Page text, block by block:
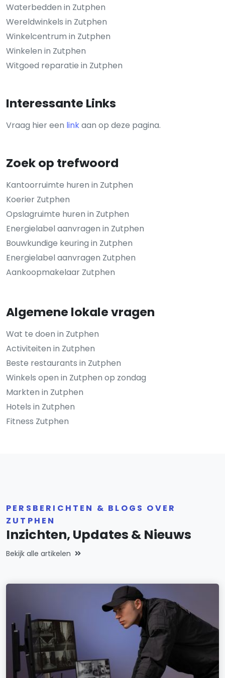
Waterbedden in Zutphen
Wereldwinkels in Zutphen
Winkelcentrum in Zutphen
Winkelen in Zutphen
Witgoed reparatie in Zutphen
Interessante Links
Vraag hier een linkaan op deze pagina.
Zoek op trefwoord
Kantoorruimte huren in Zutphen
Koerier Zutphen
Opslagruimte huren in Zutphen
Energielabel aanvragen in Zutphen
Bouwkundige keuring in Zutphen
Energielabel aanvragen Zutphen
Aankoopmakelaar Zutphen
Algemene lokale vragen
Wat te doen in Zutphen
Activiteiten in Zutphen
Beste restaurants in Zutphen
Winkels open in Zutphen op zondag
Markten in Zutphen
Hotels in Zutphen
Fitness Zutphen
PERSBERICHTEN & BLOGS OVER
ZUTPHEN
Inzichten, Updates & Nieuws
Bekijk alle artikelen